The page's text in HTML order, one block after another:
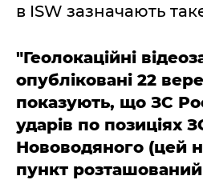
в ISW зазначають
"Геолокаційні
опубліковані 22
показують, що ЗС
ударів по позиціях
Нововодяного (цей
пункт